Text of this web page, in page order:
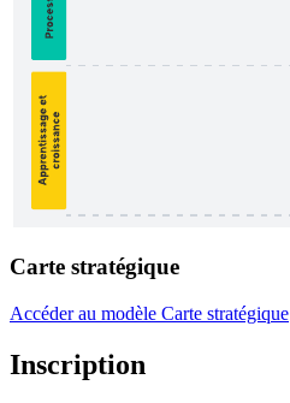
Carte stratégique
Accéder au modèle Carte stratégique
Inscription